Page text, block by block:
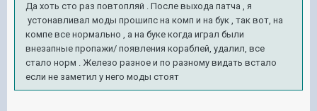
Да хоть сто раз повтопляй . После выхода патча , я
устонавливал моды прошипс на комп и на бук , так вот, на
компе все нормально , а на буке когда играл были
внезапные пропажи/ появления кораблей, удалил, все
стало норм . Железо разное и по разному видать встало
если не заметил у него моды стоят